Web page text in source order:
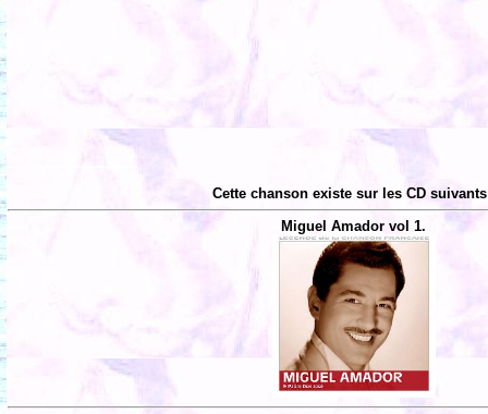
Cette chanson existe sur les CD
Miguel Amador vol 1.